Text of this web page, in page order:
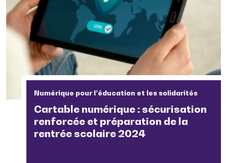
Numérique pour l’éducation et les solidarités
Cartable numérique : sécurisation
renforcée et préparation de la
rentrée scolaire 2024